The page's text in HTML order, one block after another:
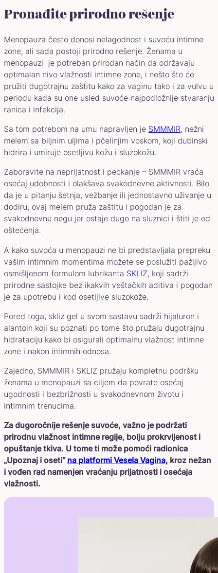
Pronađite prirodno rešenje
Menopauza često donosi nelagodnost i suvoću intimne
zone, ali sada postoji prirodno rešenje. Ženama u
menopauzi je potreban prirodan način da održavaju
optimalan nivo vlažnosti intimne zone, i nešto što će
pružiti dugotrajnu zaštitu kako za vaginu tako i za vulvu u
periodu kada su one usled suvoće najpodložnije stvaranju
ranica i infekcija.
Sa tom potrebom na umu napravljen je SMMMIR, nežni
melem sa biljnim uljima i pčelinjim voskom, koji dubinski
hidrira i umiruje osetljivu kožu i sluzokožu.
Zaboravite na neprijatnost i peckanje – SMMMIR vraća
osećaj udobnosti i olakšava svakodnevne aktivnosti. Bilo
da je u pitanju šetnja, vežbanje ili jednostavno uživanje u
dodiru, ovaj melem pruža zaštitu i pogodan je za
svakodnevnu negu jer ostaje dugo na sluznici i štiti je od
oštećenja.
A kako suvoća u menopauzi ne bi predstavljala prepreku
vašim intimnim momentima možete se poslužiti pažljivo
osmišljenom formulom lubrikanta SKLIZ, koji sadrži
prirodne sastojke bez ikakvih veštačkih aditiva i pogodan
je za upotrebu i kod osetljive sluzokože.
Pored toga, skliz gel u svom sastavu sadrži hijaluron i
alantoin koji su poznati po tome što pružaju dugotrajnu
hidrataciju kako bi osigurali optimalnu vlažnost intimne
zone i nakon intimnih odnosa.
Zajedno, SMMMIR i SKLIZ pružaju kompletnu podršku
ženama u menopauzi sa ciljem da povrate osećaj
ugodnosti i bezbrižnosti u svakodnevnom životu i
intimnim trenucima.
Za dugoročnije rešenje suvoće, važno je podržati
prirodnu vlažnost intimne regije, bolju prokrvljenost i
opuštanje tkiva. U tome ti može pomoći radionica
„Upoznaj i oseti“ na platformi Vesela Vagina, kroz nežan
i vođen rad namenjen vraćanju prijatnosti i osećaja
vlažnosti.